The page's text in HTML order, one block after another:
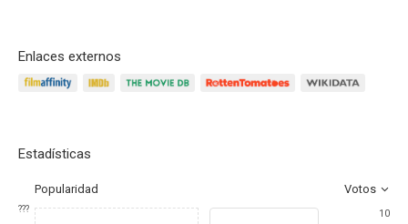
Enlaces externos
Estadísticas
Popularidad Votos
???
10